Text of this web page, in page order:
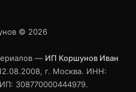
© 2026
— ИП Коршунов Иван
г. Москва. ИНН:
308770000444979.